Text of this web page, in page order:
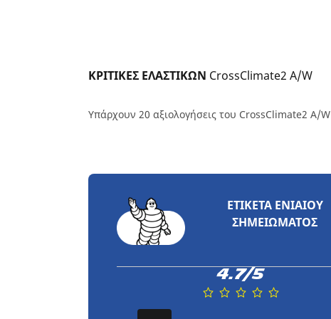
ΚΡΙΤΙΚΕΣ ΕΛΑΣΤΙΚΩΝ CrossClimate2 A/W
Υπάρχουν 20 αξιολογήσεις του CrossClimate2 A/W
ΕΤΙΚΈΤΑ ΕΝΙΑΊΟΥ
ΣΗΜΕΙΏΜΑΤΟΣ
4.7/5